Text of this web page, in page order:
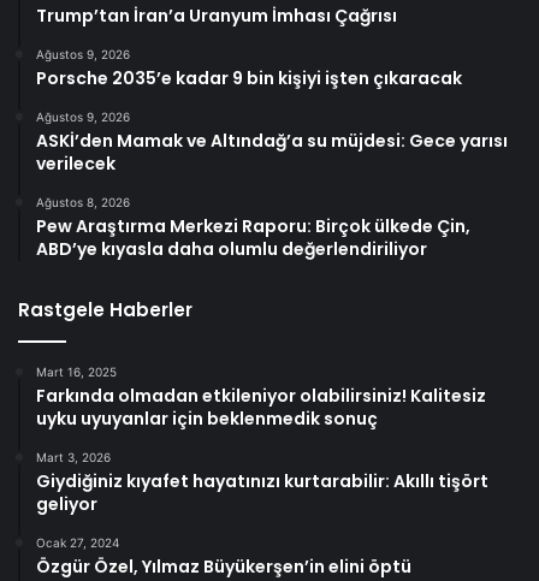
Trump’tan İran’a Uranyum İmhası Çağrısı
Ağustos 9, 2026
Porsche 2035’e kadar 9 bin kişiyi işten çıkaracak
Ağustos 9, 2026
ASKİ’den Mamak ve Altındağ’a su müjdesi: Gece yarısı
verilecek
Ağustos 8, 2026
Pew Araştırma Merkezi Raporu: Birçok ülkede Çin,
ABD’ye kıyasla daha olumlu değerlendiriliyor
Rastgele Haberler
Mart 16, 2025
Farkında olmadan etkileniyor olabilirsiniz! Kalitesiz
uyku uyuyanlar için beklenmedik sonuç
Mart 3, 2026
Giydiğiniz kıyafet hayatınızı kurtarabilir: Akıllı tişört
geliyor
Ocak 27, 2024
Özgür Özel, Yılmaz Büyükerşen’in elini öptü